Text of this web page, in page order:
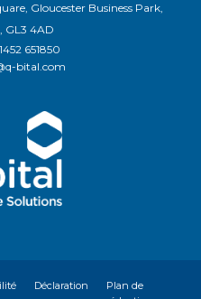
Gloucester Business Park,
GL3 4AD
651850
bital.com
Déclaration
Plan de